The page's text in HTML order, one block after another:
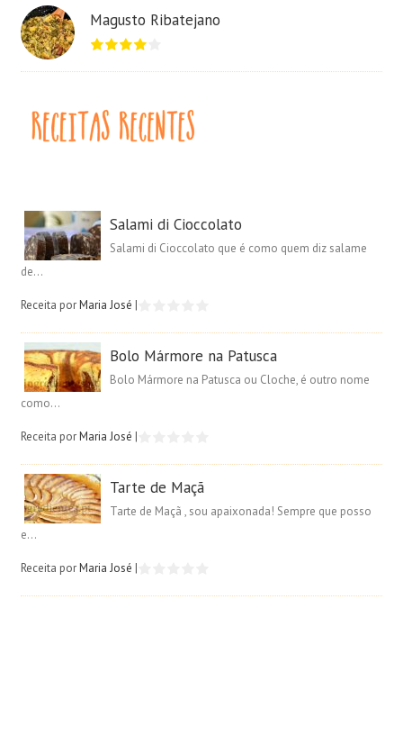
Magusto Ribatejano
Salami di Cioccolato
Salami di Cioccolato que é como quem diz salame
de...
Receita porMaria José |
Bolo Mármore na Patusca
Bolo Mármore na Patusca ou Cloche, é outro nome
como...
Receita porMaria José |
Tarte de Maçã
Tarte de Maçã , sou apaixonada! Sempre que posso
e...
Receita porMaria José |